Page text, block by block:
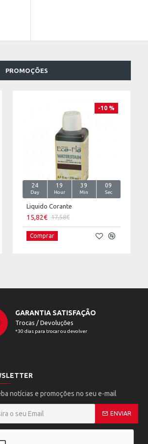
PROMOÇÕES
-10 %
24
Day
19
Hour
39
Min
09
Sec
Liquido Corante
15,82€ 17,58€
Comprar
GARANTIA SATISFAÇÃO
Trocas / Devoluções
*30 dias para trocar ou devolver
notícias e promoções no seu e-mail
ENVIAR